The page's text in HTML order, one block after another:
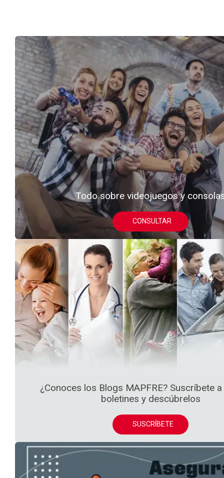
Todo sobre videojuegos y
CONSULTAR
¿Conoces los Blogs MAPFRE? Suscríbete
boletines y descúbrelos
SUSCRÍBETE